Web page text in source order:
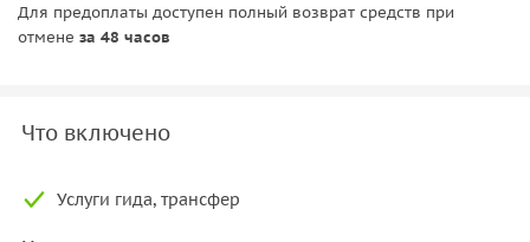
Для предоплаты доступен полный возврат средств при
отмене за 48 часов
Что включено
Услуги гида, трансфер